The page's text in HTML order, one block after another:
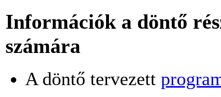
Információk a döntő
számára
A döntő tervezett